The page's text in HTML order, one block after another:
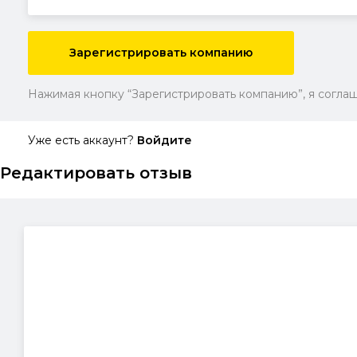
Зарегистрировать компанию
Нажимая кнопку “Зарегистрировать компанию”, я
Уже есть аккаунт? Войдите
Редактировать отзыв